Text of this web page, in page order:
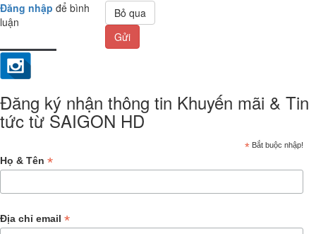
Đăng nhập để bình
luận
Bỏ qua
Gửi
Đăng ký nhận thông tin Khuyến mãi & Tin
tức từ SAIGON HD
* Bắt buộc nhập!
Họ & Tên *
Địa chỉ email *